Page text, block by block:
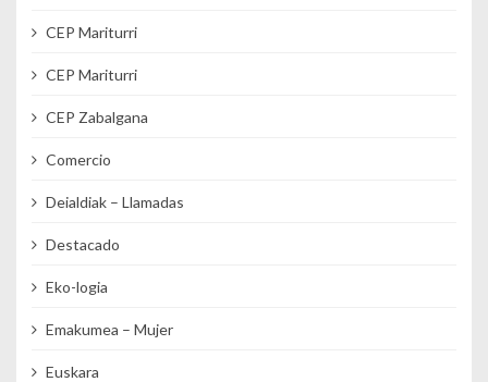
CEP Mariturri
CEP Mariturri
CEP Zabalgana
Comercio
Deialdiak – Llamadas
Destacado
Eko-logia
Emakumea – Mujer
Euskara